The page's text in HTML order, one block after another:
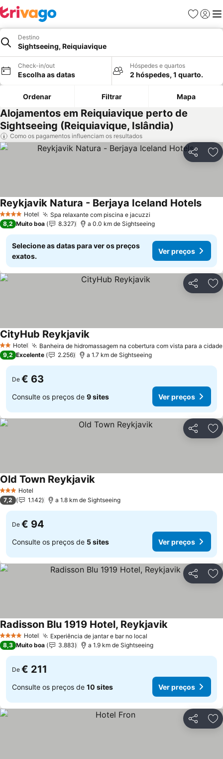
Favoritos
Iniciar
Destino
Sightseeing, Reiquiavique
Check-in/out
Escolha as datas
Hóspedes e quartos
2 hóspedes, 1 quarto.
Ordenar Filtrar Mapa
Alojamentos em Reiquiavique perto de
Sightseeing (Reiquiavique, Islândia)
Como os pagamentos influenciam os resultados
Partilhar
4 EstrelasHotel Spa relaxante com piscina e jacuzzi
Reykjavik Natura - Berjaya Iceland Hotels
8,2 Muito boa 8.327 a 0.0 km de Sightseeing
Selecione as datas para ver os preços
exatos.
Ver preços
Partilhar
2 Estrelas
Hotel Banheira de hidromassagem na cobertura com vista para a cidade
CityHub Reykjavik
9,2 Excelente 2.256 a 1.7 km de Sightseeing
De € 63
Consulte os preços de 9 sites Ver preços
Partilhar
3 EstrelasHotel
Old Town Reykjavik
7,2 1.142 a 1.8 km de Sightseeing
De € 94
Consulte os preços de 5 sites Ver preços
Partilhar
4 EstrelasHotel Experiência de jantar e bar no local
Radisson Blu 1919 Hotel, Reykjavik
8,3 Muito boa 3.883 a 1.9 km de Sightseeing
De € 211
Consulte os preços de 10 sites Ver preços
Partilhar